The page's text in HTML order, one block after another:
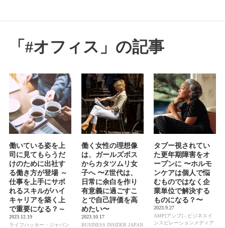
「#オフィス」の記事
働いている姿を上
司に見てもらうだ
けのために出社す
る働き方が登場 ～
仕事を上手にサボ
れるスキルがハイ
キャリアを築く上
で重要になる？～
2023.12.19
ライフハッカー・ジャパン
働く女性の理想像
は、ガールズボス
からカタツムリ女
子へ 〜Z世代は、
日常に余白を作り
有意義に過ごすこ
とで自己評価を高
めたい〜
2023.10.17
BUSINESS INSIDER JAPAN
タブー視されてい
た更年期障害をオ
ープンに 〜ホルモ
ンケアは個人で悩
むものではなく企
業単位で解決する
ものになる？〜
2023.9.27
AMP[アンプ] - ビジネスイ
ンスピレーションメディア